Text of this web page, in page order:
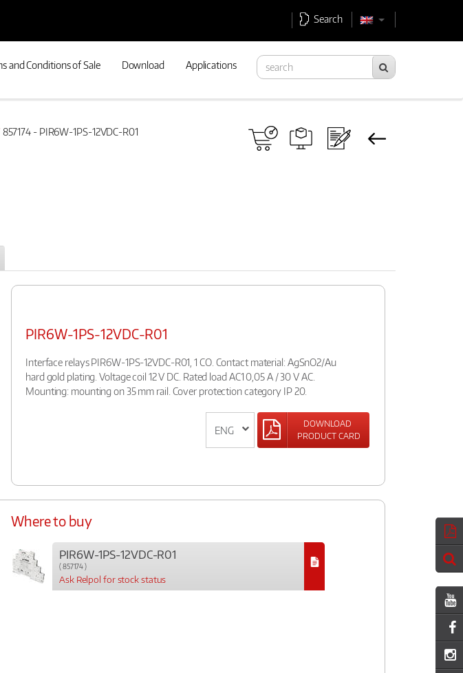
Search
and Conditions of Sale Download Applications
857174 - PIR6W-1PS-12VDC-R01
PIR6W-1PS-12VDC-R01
Interface relays PIR6W-1PS-12VDC-R01, 1 CO. Contact material: AgSnO2/Au
hard gold plating. Voltage coil 12 V DC. Rated load AC1 0,05 A / 30 V AC.
Mounting: mounting on 35 mm rail. Cover protection category IP 20.
DOWNLOAD
PRODUCT CARD
Where to buy
PIR6W-1PS-12VDC-R01
( 857174 )
Ask Relpol for stock status